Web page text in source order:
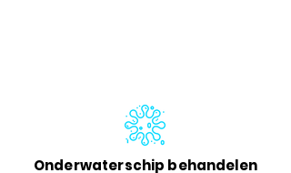
Onderwaterschip behandelen